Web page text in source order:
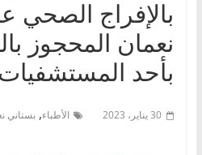
بالإفراج الصحي
نعمان المحجوز
بأحد
30 يناير، 2023 الأطباء, بستاني